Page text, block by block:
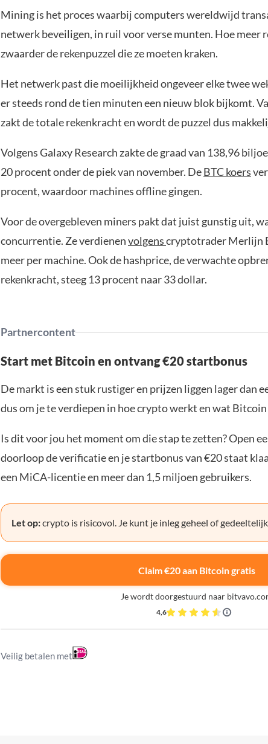
Mining is het proces waarbij computers wereldwijd
netwerk beveiligen, in ruil voor verse munten. Hoe meer
zwaarder de rekenpuzzel die ze moeten kraken.
Het netwerk past die moeilijkheid ongeveer elke twee
er steeds rond de tien minuten een nieuw blok bijkomt.
zakt de totale rekenkracht en wordt de puzzel dus
Volgens Galaxy Research zakte de graad van 138,96
20 procent onder de piek van november. DeBTC koers
procent, waardoor machines offline gingen.
Voor de overgebleven miners pakt dat juist gunstig uit,
concurrentie. Ze verdienenvolgenscryptotrader Merlijn
meer per machine. Ook de hashprice, de verwachte
rekenkracht, steeg 13 procent naar 33 dollar.
Partnercontent
Start met Bitcoin en ontvang €20 startbonus
De markt is een stuk rustiger en prijzen liggen lager dan
dus om je te verdiepen in hoe crypto werkt en wat Bitcoin
Is dit voor jou het moment om die stap te zetten? Open
doorloop de verificatie en je startbonus van €20 staat
een MiCA-licentie en meer dan 1,5 miljoen gebruikers.
Let op:crypto is risicovol. Je kunt je inleg geheel of
Claim €20 aan Bitcoin gratis
Je wordt doorgestuurd naar
4,6
Veilig betalen met